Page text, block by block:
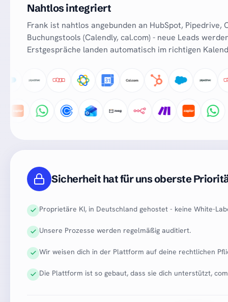
Nahtlos integriert
Frank ist nahtlos angebunden an HubSpot, Pipedrive,
Buchungstools (Calendly, cal.com) - neue Leads
Erstgespräche landen automatisch im richtigen
Sicherheit hat für uns oberste
Proprietäre KI, in Deutschland gehostet - keine White-
Unsere Prozesse werden regelmäßig auditiert.
Wir weisen dich in der Plattform auf deine rechtlichen
Die Plattform ist so gebaut, dass sie dich unterstützt,